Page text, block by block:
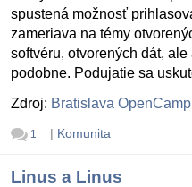
spustená možnosť
zameriava na témy
softvéru, otvorených dát,
podobne. Podujatie sa
Zdroj: Bratislava OpenCamp
1 | Komunita
Linus a Linus